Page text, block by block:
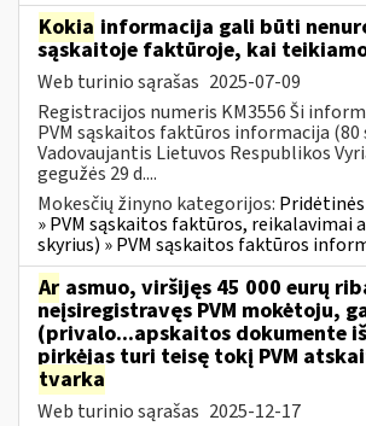
Kokia informacija gali būti
sąskaitoje faktūroje, kai
Web turinio sąrašas 2025-07-09
Registracijos numeris KM3556 Ši
PVM sąskaitos faktūros informacija (80
Vadovaujantis Lietuvos Respublikos
gegužės 29 d....
Mokesčių žinyno kategorijos:
» PVM sąskaitos faktūros, reikalavimai
skyrius) » PVM sąskaitos faktūros
Ar asmuo, viršijęs 45 000 eurų
neįsiregistravęs PVM mokėtoju,
(privalo...apskaitos dokumente
pirkėjas turi teisę tokį PVM
tvarka
Web turinio sąrašas 2025-12-17